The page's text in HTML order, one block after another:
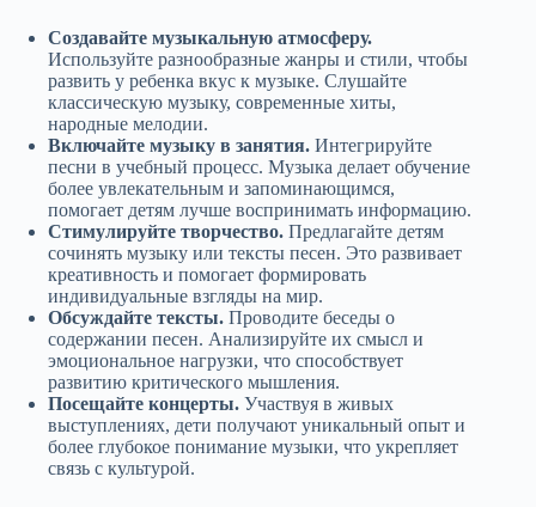
Создавайте музыкальную атмосферу.
Используйте разнообразные жанры и стили, чтобы
развить у ребенка вкус к музыке. Слушайте
классическую музыку, современные хиты,
народные мелодии.
Включайте музыку в занятия. Интегрируйте
песни в учебный процесс. Музыка делает обучение
более увлекательным и запоминающимся,
помогает детям лучше воспринимать информацию.
Стимулируйте творчество. Предлагайте детям
сочинять музыку или тексты песен. Это развивает
креативность и помогает формировать
индивидуальные взгляды на мир.
Обсуждайте тексты. Проводите беседы о
содержании песен. Анализируйте их смысл и
эмоциональное нагрузки, что способствует
развитию критического мышления.
Посещайте концерты. Участвуя в живых
выступлениях, дети получают уникальный опыт и
более глубокое понимание музыки, что укрепляет
связь с культурой.